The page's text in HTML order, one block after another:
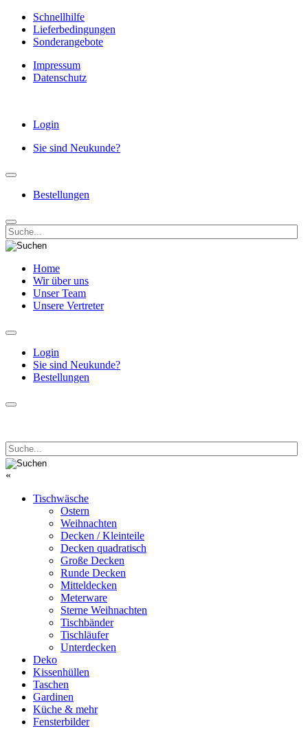
Schnellhilfe
Lieferbedingungen
Sonderangebote
Impressum
Datenschutz
Login
Sie sind Neukunde?
Bestellungen
Home
Wir über uns
Unser Team
Unsere Vertreter
Login
Sie sind Neukunde?
Bestellungen
«
Tischwäsche
Ostern
Weihnachten
Decken / Kleinteile
Decken quadratisch
Große Decken
Runde Decken
Mitteldecken
Meterware
Sterne Weihnachten
Tischbänder
Tischläufer
Unterdecken
Deko
Kissenhüllen
Taschen
Gardinen
Küche & mehr
Fensterbilder